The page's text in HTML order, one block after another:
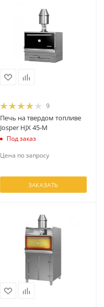
9
Печь на твердом топливе
Josper HJX 45-M
Под заказ
Цена по запросу
ЗАКАЗАТЬ